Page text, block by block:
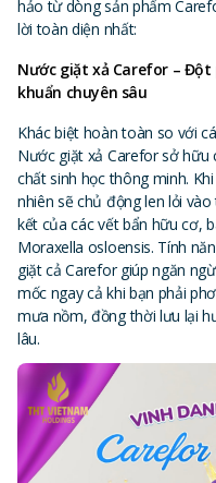
hảo từ dòng sản phẩm
lời toàn diện nhất:
Nước giặt xả Carefor –
khuẩn chuyên sâu
Khác biệt hoàn toàn so với
Nước giặt xả Carefor sở
chất sinh học thông minh.
nhiên sẽ chủ động len lỏi
kết của các vết bẩn hữu cơ,
Moraxella osloensis. Tính
giặt cả Carefor giúp ngăn
mốc ngay cả khi bạn phải
mưa nồm, đồng thời lưu lại
lâu.